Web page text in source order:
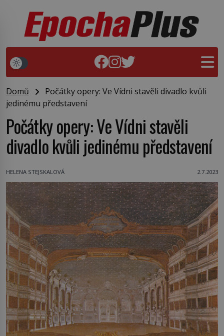
Domů
Počátky opery: Ve Vídni stavěli divadlo kvůli
jedinému představení
Počátky opery: Ve Vídni stavěli
divadlo kvůli jedinému představení
HELENA STEJSKALOVÁ 2.7.2023